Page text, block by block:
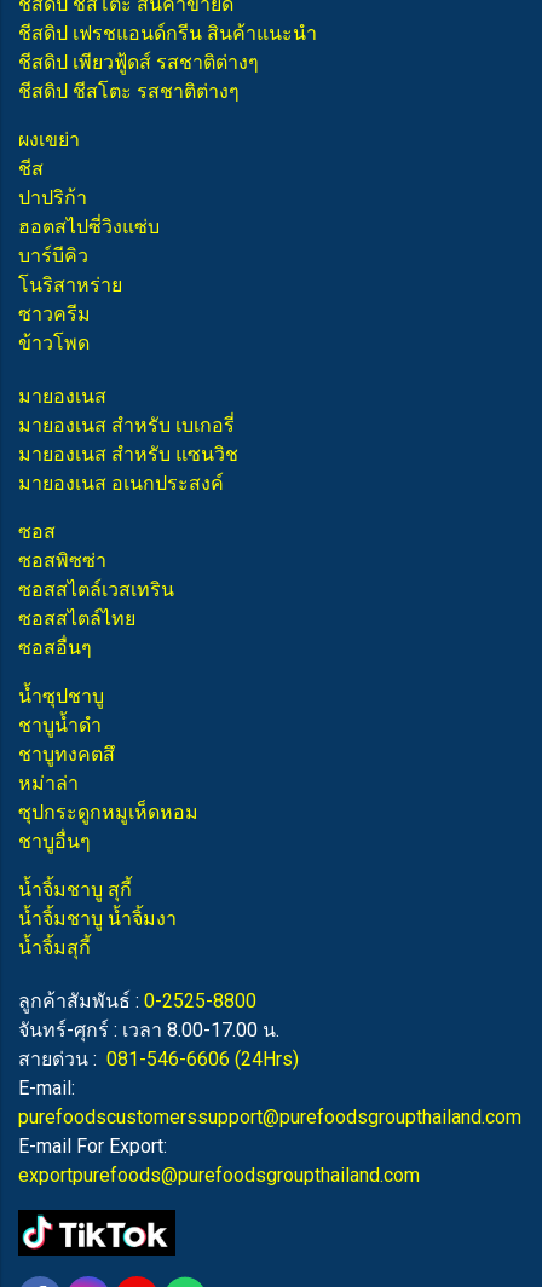
ชีสดิป เฟรชแอนด์กรีน สินค้าแนะนำ
ชีสดิป เพียวฟู้ดส์ รสชาติต่างๆ
ชีสดิป ชีสโตะ รสชาติต่างๆ
ผงเขย่า
ชีส
ปาปริก้า
ฮอตสไปซี่วิงแซ่บ
บาร์บีคิว
โนริสาหร่าย
ซาวครีม
ข้าวโพด
มายองเนส
มายองเนส สำหรับ เบเกอรี่
มายองเนส สำหรับ แซนวิช
มายองเนส อเนกประสงค์
ซอส
ซอสพิซซ่า
ซอสสไตล์เวสเทริน
ซอสสไตล์ไทย
ซอสอื่นๆ
น้ำซุปชาบู
ชาบูน้ำดำ
ชาบูทงคตสึ
หม่าล่า
ซุปกระดูกหมูเห็ดหอม
ชาบูอื่นๆ
น้ำจิ้มชาบู สุกี้
น้ำจิ้มชาบู น้ำจิ้มงา
น้ำจิ้มสุกี้
ลูกค้าสัมพันธ์ : 0-2525-8800
จันทร์-ศุกร์ : เวลา 8.00-17.00 น.
สายด่วน : 081-546-6606 (24Hrs)
E-mail:
purefoodscustomerssupport@purefoodsgroupthailand.com
E-mail For Export:
exportpurefoods@purefoodsgroupthailand.com